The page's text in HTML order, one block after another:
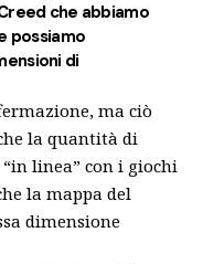
Creed che abbiamo
possiamo
di
ma ciò
la quantità di
linea” con i giochi
la mappa del
dimensione